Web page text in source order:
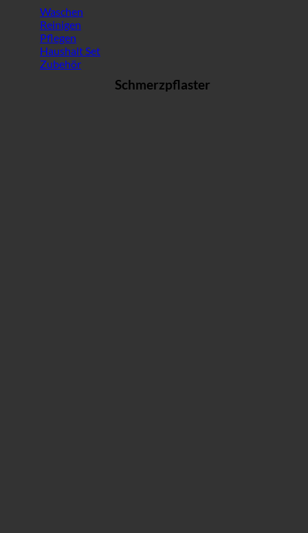
Waschen
Reinigen
Pflegen
Haushalt Set
Zubehör
Schmerzpflaster